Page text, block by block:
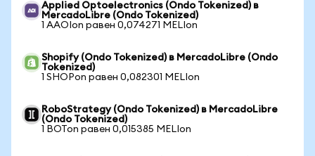
Applied Optoelectronics (Ondo Tokenized) в
MercadoLibre (Ondo Tokenized)
1 AAOIon равен 0,074271 MELIon
Shopify (Ondo Tokenized) в MercadoLibre (Ondo
Tokenized)
1 SHOPon равен 0,082301 MELIon
RoboStrategy (Ondo Tokenized) в MercadoLibre
(Ondo Tokenized)
1 BOTon равен 0,015385 MELIon